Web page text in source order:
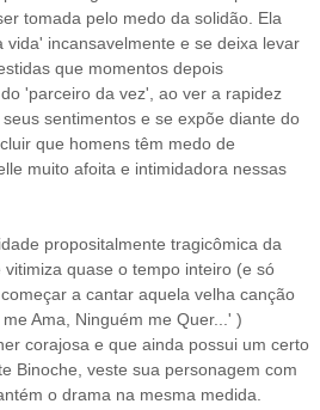
tomada pelo medo da solidão. Ela
vida' incansavelmente e se deixa levar
que momentos depois
'parceiro da vez', ao ver a rapidez
sentimentos e se expõe diante do
que homens têm medo de
muito afoita e intimidadora nessas
propositalmente tragicômica da
quase o tempo inteiro (e só
a cantar aquela velha canção
Ama, Ninguém me Quer...' )
corajosa e que ainda possui um certo
Binoche, veste sua personagem com
o drama na mesma medida.